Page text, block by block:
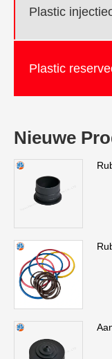
Plastic
Plastic
Nieuwe